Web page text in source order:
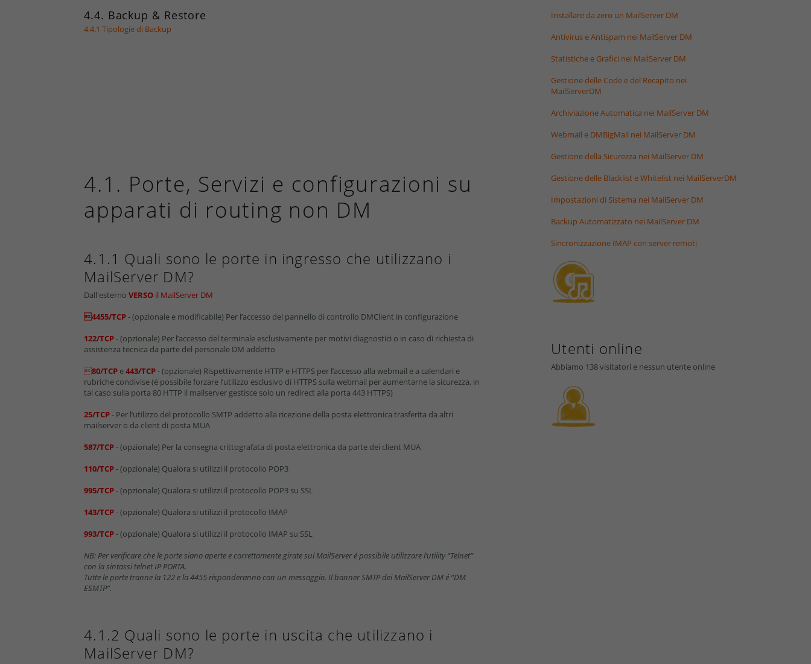
4.4. Backup & Restore
4.4.1 Tipologie di Backup
4.1. Porte, Servizi e configurazioni su
apparati di routing non DM
4.1.1 Quali sono le porte in ingresso che utilizzano i
MailServer DM?
Dall'esternoVERSO il MailServer DM
4455/TCP- (opzionale e modiﬁcabile) Per l’accesso del pannello di controllo DMClient in conﬁgurazione
122/TCP- (opzionale) Per l’accesso del terminale esclusivamente per motivi diagnostici o in caso di richiesta di
assistenza tecnica da parte del personale DM addetto
80/TCP e443/TCP- (opzionale) Rispettivamente HTTP e HTTPS per l’accesso alla webmail e a calendari e
rubriche condivise (é possibile forzare l’utilizzo esclusivo di HTTPS sulla webmail per aumentarne la sicurezza, in
tal caso sulla porta 80 HTTP il mailserver gestisce solo un redirect alla porta 443 HTTPS)
25/TCP- Per l’utilizzo del protocollo SMTP addetto alla ricezione della posta elettronica trasferita da altri
mailserver o da client di posta MUA
587/TCP- (opzionale) Per la consegna crittografata di posta elettronica da parte dei client MUA
110/TCP- (opzionale) Qualora si utilizzi il protocollo POP3
995/TCP- (opzionale) Qualora si utilizzi il protocollo POP3 su SSL
143/TCP- (opzionale) Qualora si utilizzi il protocollo IMAP
993/TCP- (opzionale) Qualora si utilizzi il protocollo IMAP su SSL
NB: Per veriﬁcare che le porte siano aperte e correttamente girate sul MailServer é possibile utilizzare l’utility “Telnet”
con la sintassi telnet IP PORTA.
Tutte le porte tranne la 122 e la 4455 risponderanno con un messaggio. Il banner SMTP dei MailServer DM é “DM
ESMTP”.
4.1.2 Quali sono le porte in uscita che utilizzano i
MailServer DM?
Installare da zero un MailServer DM
Antivirus e Antispam nei MailServer DM
Statistiche e Grafici nei MailServer DM
Gestione delle Code e del Recapito nei
MailServerDM
Archiviazione Automatica nei MailServer DM
Webmail e DMBigMail nei MailServer DM
Gestione della Sicurezza nei MailServer DM
Gestione delle Blacklist e Whitelist nei MailServerDM
Impostazioni di Sistema nei MailServer DM
Backup Automatizzato nei MailServer DM
Sincronizzazione IMAP con server remoti
Utenti online
Abbiamo 138 visitatori e nessun utente online